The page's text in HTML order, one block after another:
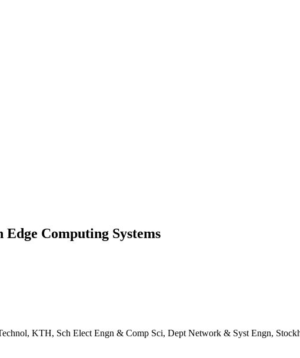
Computing Systems
KTH, Sch Elect Engn & Comp Sci, Dept Network & Syst Engn,